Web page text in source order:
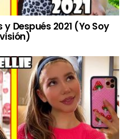
Después 2021 (Yo Soy